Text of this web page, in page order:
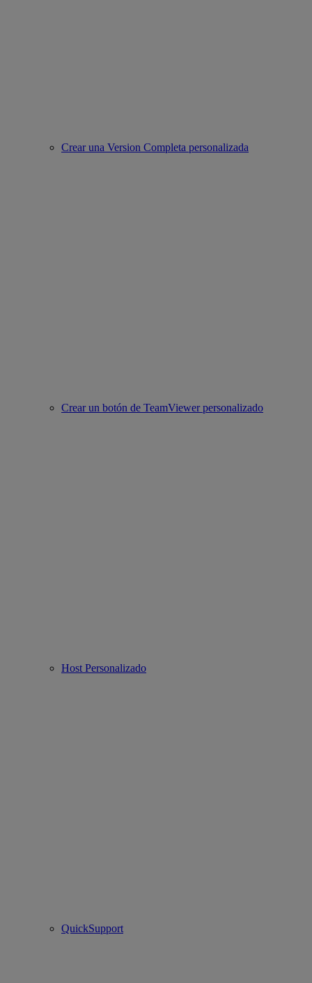
Crear una Version Completa personalizada
Crear un botón de TeamViewer personalizado
Host Personalizado
QuickSupport